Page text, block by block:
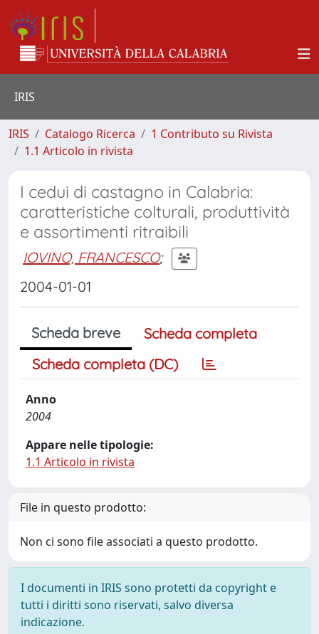
IRIS
IRIS Catalogo Ricerca
1 Contributo su Rivista
1.1 Articolo in rivista
I cedui di castagno in Calabria:
caratteristiche colturali, produttività
e assortimenti ritraibili
IOVINO, FRANCESCO;
2004-01-01
Scheda breve
Scheda completa
Scheda completa (DC)
Anno
2004
Appare nelle tipologie:
1.1 Articolo in rivista
File in questo prodotto:
Non ci sono file associati a questo prodotto.
I documenti in IRIS sono protetti da copyright e
tutti i diritti sono riservati, salvo diversa
indicazione.